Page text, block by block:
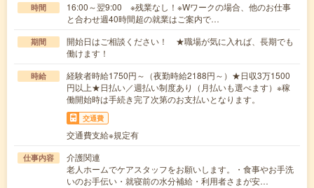
時間
16:00～翌9:00 ※残業なし！※Wワークの場合、他のお仕事
と合わせ週40時間超の就業はご案内で…
期間
開始日はご相談ください！ ★職場が気に入れば、長期でも
働けます！
時給
経験者時給1750円～（夜勤時給2188円～）★日収3万1500
円以上★日払い／週払い制度あり（月払いも選べます）※稼
働開始時は手続き完了次第のお支払いとなります。
交通費
交通費支給※規定有
仕事内容
介護関連
老人ホームでケアスタッフをお願いします。・食事やお手洗
いのお手伝い・就寝前の水分補給・利用者さまが安…